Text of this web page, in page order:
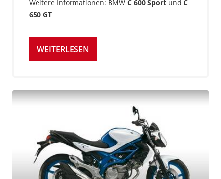
Weitere Informationen: BMW C 600 Sport und C
650 GT
WEITERLESEN